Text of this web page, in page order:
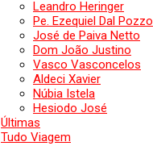
Leandro Heringer
Pe. Ezequiel Dal Pozzo
José de Paiva Netto
Dom João Justino
Vasco Vasconcelos
Aldeci Xavier
Núbia Istela
Hesiodo José
Últimas
Tudo Viagem